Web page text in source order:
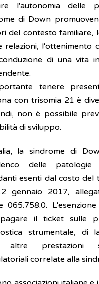
l'autonomia delle
di Down
del contesto familiare,
relazioni, l'ottenimento
di una vita
tenere
con trisomia 21 è
non è possibile
di sviluppo.
la sindrome di
delle
esenti dal costo del
gennaio 2017,
065.758.0.
il ticket sulle
strumentale, di
altre prestazioni
correlate alla